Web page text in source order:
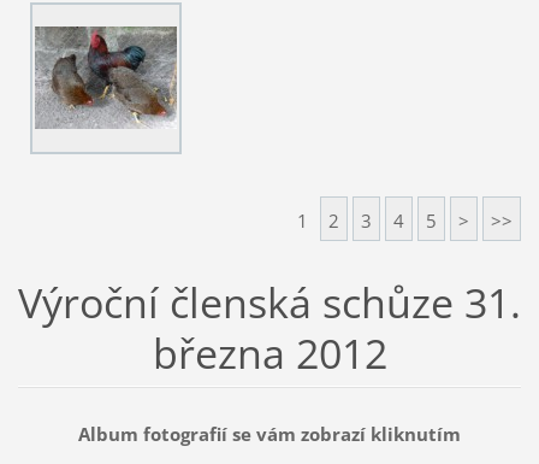
1 2 3 4 5 > >>
Výroční členská schůze 31.
března 2012
Album fotografií se vám zobrazí kliknutím